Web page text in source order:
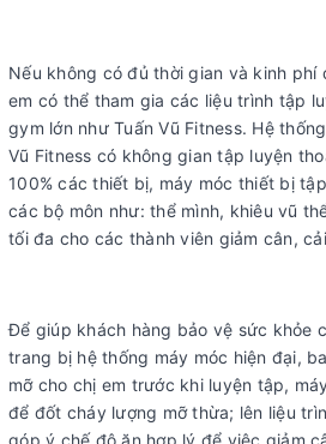
Nếu không có đủ thời gian và kinh phí
em có thể tham gia các liệu trình tập
gym lớn như Tuấn Vũ Fitness. Hệ
Vũ Fitness có không gian tập luyện
100% các thiết bị, máy móc thiết bị
các bộ môn như: thể mình, khiêu vũ
tối đa cho các thành viên giảm cân,
Để giúp khách hàng bảo vệ sức khỏe
trang bị hệ thống máy móc hiện đại,
mỡ cho chị em trước khi luyện tập,
để đốt cháy lượng mỡ thừa; lên liệu
góp ý chế độ ăn hợp lý để việc giảm